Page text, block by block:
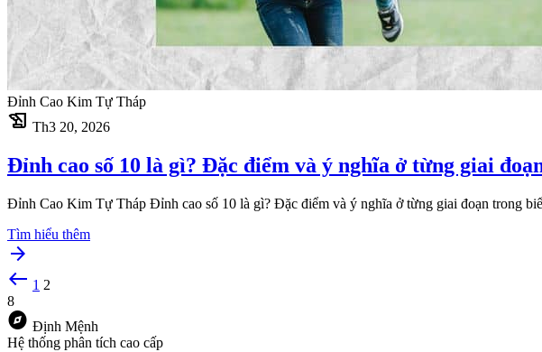
Đỉnh Cao Kim Tự Tháp
history_edu Th3 20, 2026
Đỉnh cao số 10 là gì? Đặc điểm và ý nghĩa ở từng giai
Đỉnh Cao Kim Tự Tháp Đỉnh cao số 10 là gì? Đặc điểm và ý nghĩa ở từng giai đoạn trong
Tìm hiểu thêm
arrow_forward
west 1 2
8
explore Định Mệnh
Hệ thống phân tích cao cấp